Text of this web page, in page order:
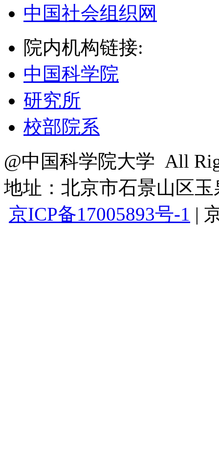
中国社会组织网
院内机构链接:
中国科学院
研究所
校部院系
@中国科学院大学 All
地址：北京市石景山区
京ICP备17005893号-1 |